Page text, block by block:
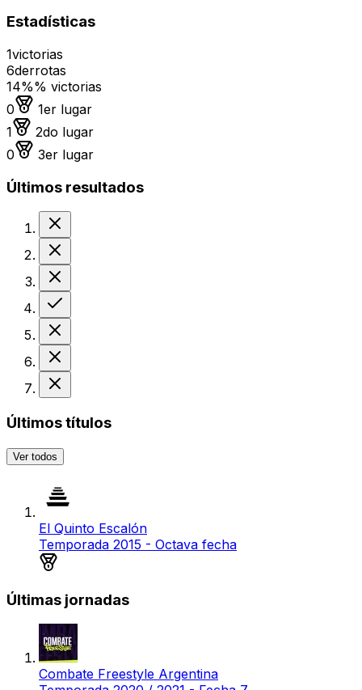
Estadísticas
1victorias
6derrotas
14%% victorias
0
Medalla de oro
1er lugar
1
Medalla de plata
2do lugar
0
Medalla de bronce
3er lugar
Últimos resultados
Últimos títulos
Ver todos
El Quinto Escalón
Temporada 2015 - Octava fecha
Últimas jornadas
Combate Freestyle Argentina